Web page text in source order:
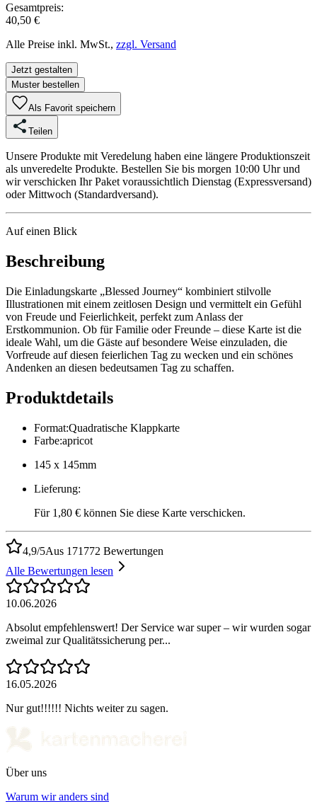
Gesamtpreis:
40,50 €
Alle Preise inkl. MwSt., zzgl. Versand
Jetzt gestalten
Muster bestellen
Als Favorit speichern
Teilen
Unsere Produkte mit Veredelung haben eine längere Produktionszeit
als unveredelte Produkte. Bestellen Sie bis morgen 10:00 Uhr und
wir verschicken Ihr Paket voraussichtlich Dienstag (Expressversand)
oder Mittwoch (Standardversand).
Auf einen Blick
Beschreibung
Die Einladungskarte „Blessed Journey“ kombiniert stilvolle
Illustrationen mit einem zeitlosen Design und vermittelt ein Gefühl
von Freude und Feierlichkeit, perfekt zum Anlass der
Erstkommunion. Ob für Familie oder Freunde – diese Karte ist die
ideale Wahl, um die Gäste auf besondere Weise einzuladen, die
Vorfreude auf diesen feierlichen Tag zu wecken und ein schönes
Andenken an diesen bedeutsamen Tag zu schaffen.
Produktdetails
Format:Quadratische Klappkarte
Farbe:apricot
145 x 145mm
Lieferung:
Für 1,80 € können Sie diese Karte verschicken.
4,9/5Aus 171772 Bewertungen
Alle Bewertungen lesen
10.06.2026
Absolut empfehlenswert! Der Service war super – wir wurden sogar
zweimal zur Qualitätssicherung per...
16.05.2026
Nur gut!!!!!! Nichts weiter zu sagen.
Über uns
Warum wir anders sind